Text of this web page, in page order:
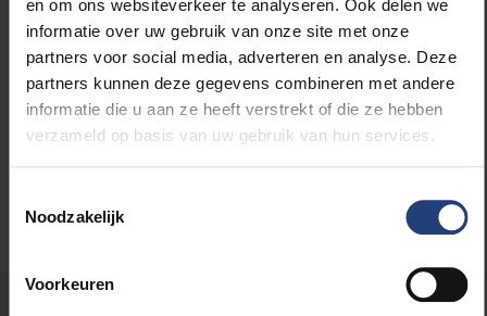
en om ons websiteverkeer te analyseren. Ook delen we
informatie over uw gebruik van onze site met onze
partners voor social media, adverteren en analyse. Deze
partners kunnen deze gegevens combineren met andere
informatie die u aan ze heeft verstrekt of die ze hebben
verzameld op basis van uw gebruik van hun services.
Noodzakelijk
Voorkeuren
Lees meer over:
Internationaal